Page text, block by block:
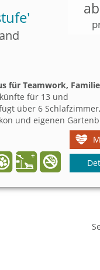
für Teamwork,
für 13 und
über 6 Schlafzimmer,
und eigenen
werden.
ab